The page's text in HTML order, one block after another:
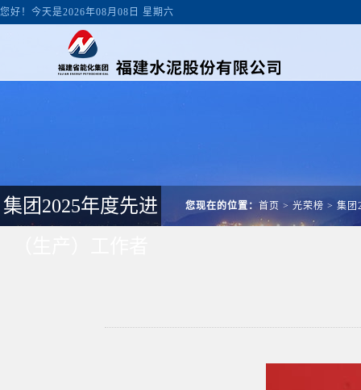
您好！今天是2026年08月08日 星期六
集团2025年度先进
您现在的位置： 首页 > 光荣榜 > 集团